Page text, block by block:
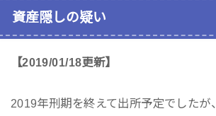
資産隠しの疑い
【2019/01/18更新】
2019年刑期を終えて出所予定でしたが